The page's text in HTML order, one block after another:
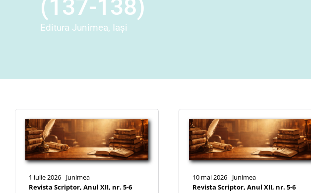
(137-138)
Editura Junimea, Iași
1 iulie 2026
Junimea
Revista Scriptor, Anul XII, nr. 5-6
10 mai 2026
Junimea
Revista Scriptor, Anul XII, nr. 5-6